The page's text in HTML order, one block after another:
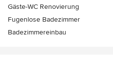
Gäste-WC Renovierung
Fugenlose Badezimmer
Badezimmereinbau